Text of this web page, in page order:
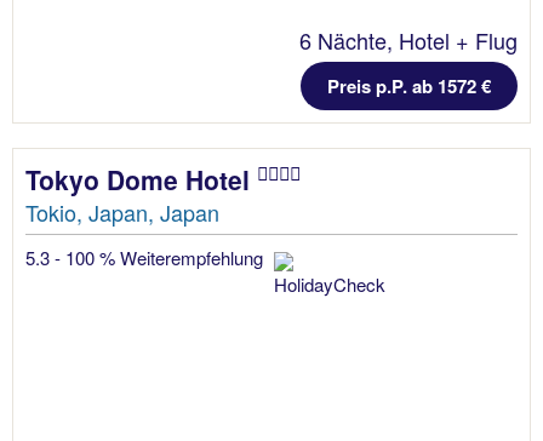
6 Nächte, Hotel + Flug
Preis p.P. ab 1572 €
Tokyo Dome Hotel
Tokio, Japan, Japan
5.3 - 100 % Weiterempfehlung